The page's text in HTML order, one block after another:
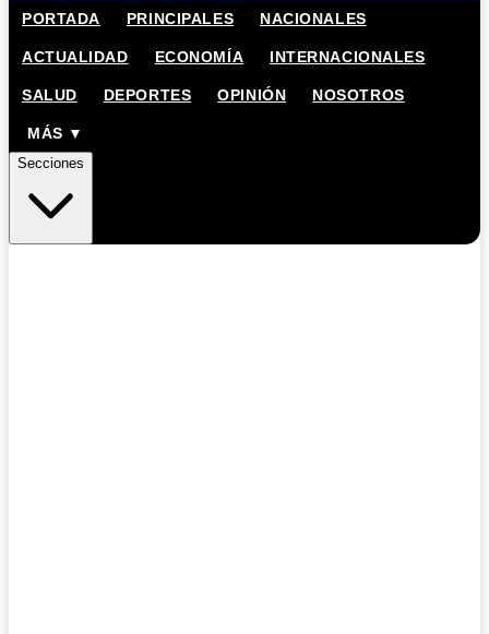
PORTADA PRINCIPALES NACIONALES
ACTUALIDAD ECONOMÍA INTERNACIONALES
SALUD DEPORTES OPINIÓN NOSOTROS
MÁS ▼
Secciones